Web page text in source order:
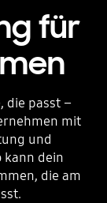
für
die passt –
mit
und
kann dein
die am